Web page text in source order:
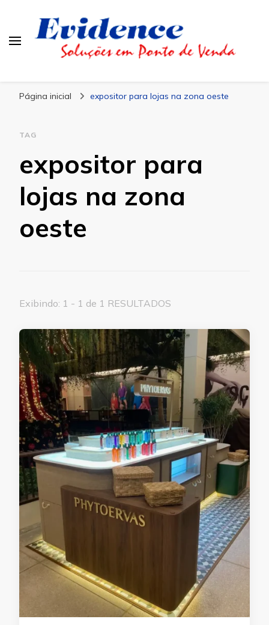
Página inicial expositor para lojas na zona oeste
TAG
expositor para
lojas na zona
oeste
Exibindo: 1 - 1 de 1 RESULTADOS